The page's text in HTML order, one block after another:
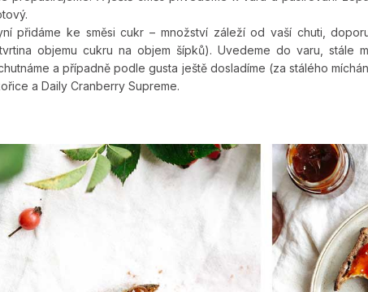
přidáme ke směsi cukr – množství záleží od vaší chuti,
objemu cukru na objem šípků). Uvedeme do varu, stále
a případně podle gusta ještě dosladíme (za stálého
a Daily Cranberry Supreme.